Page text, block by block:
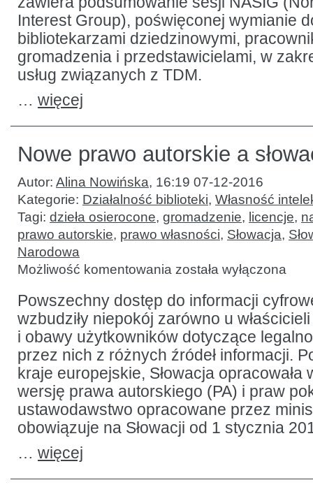
Interest Group), poświęconej wymianie
bibliotekarzami dziedzinowymi,
gromadzenia i przedstawicielami, w
usług związanych z TDM.
… więcej
Nowe prawo autorskie a
Autor: Alina Nowińska, 16:19 07-12-2016
Kategorie: Działalność biblioteki, Własność
Tagi: dzieła osierocone, gromadzenie, licencje,
prawo autorskie, prawo własności, Słowacja,
Narodowa
Możliwość komentowania Nowe
prawo
a słowackie
biblioteki
została wyłączona
Powszechny dostęp do informacji
wzbudziły niepokój zarówno u
i obawy użytkowników dotyczące
przez nich z różnych źródeł informacji.
kraje europejskie, Słowacja
wersję prawa autorskiego (PA) i praw
ustawodawstwo opracowane przez
obowiązuje na Słowacji od 1 stycznia
… więcej